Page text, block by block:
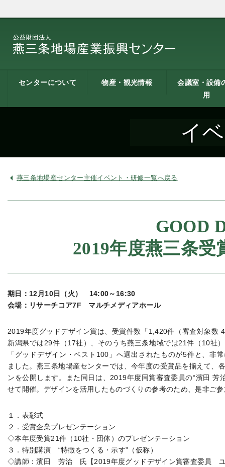
センターについて 物産・観光情報
会議室・設備
用
にあたって
イ
燕三条地場産センター主催イベント・研修一覧へ戻る
GOOD
2019年度燕三条
期日：12月10日（火） 14:00～16:30
会場：リサーチコア7F マルチメディアホール
2019年度グッドデザイン賞は、受賞件数「1,420件（審査対象数
新潟県では29件（17社）、そのうち燕三条地域では21件（10社
「グッドデザイン・ベスト100」へ選出されたものが5件と、非
ました。燕三条地場産センターでは、今年度の受賞品を揃えて、
ンを公開します。また同日は、2019年度同賞審査委員の“濱田 芳
せて開催。デザインを活用したものづくりの参考のため、是非ご
１．表彰式
２．受賞企業プレゼンテーション
◇本年度受賞21件（10社・団体）のプレゼンテーション
３．特別講演 “特徴をつくる・示す”（仮称）
◇講師：濱田 芳治 氏【2019年度グッドデザイン賞審査委員